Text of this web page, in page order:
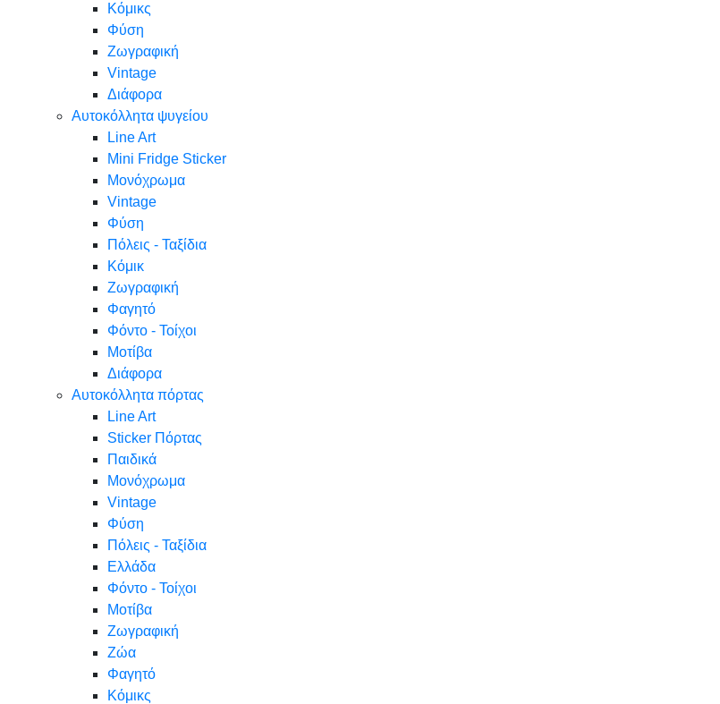
Κόμικς
Φύση
Ζωγραφική
Vintage
Διάφορα
Αυτοκόλλητα ψυγείου
Line Art
Mini Fridge Sticker
Μονόχρωμα
Vintage
Φύση
Πόλεις - Ταξίδια
Κόμικ
Ζωγραφική
Φαγητό
Φόντο - Τοίχοι
Μοτίβα
Διάφορα
Αυτοκόλλητα πόρτας
Line Art
Sticker Πόρτας
Παιδικά
Μονόχρωμα
Vintage
Φύση
Πόλεις - Ταξίδια
Ελλάδα
Φόντο - Τοίχοι
Μοτίβα
Ζωγραφική
Ζώα
Φαγητό
Κόμικς